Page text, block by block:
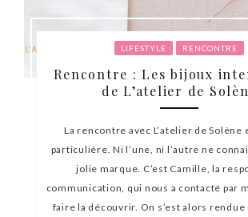
LIFESTYLE RENCONTRE
Rencontre : Les bijoux
de L’atelier de
La rencontre avec L’atelier de Solène
particulière. Ni l’une, ni l’autre ne
jolie marque. C’est Camille, la
communication, qui nous a contacté par
faire la découvrir. On s’est alors